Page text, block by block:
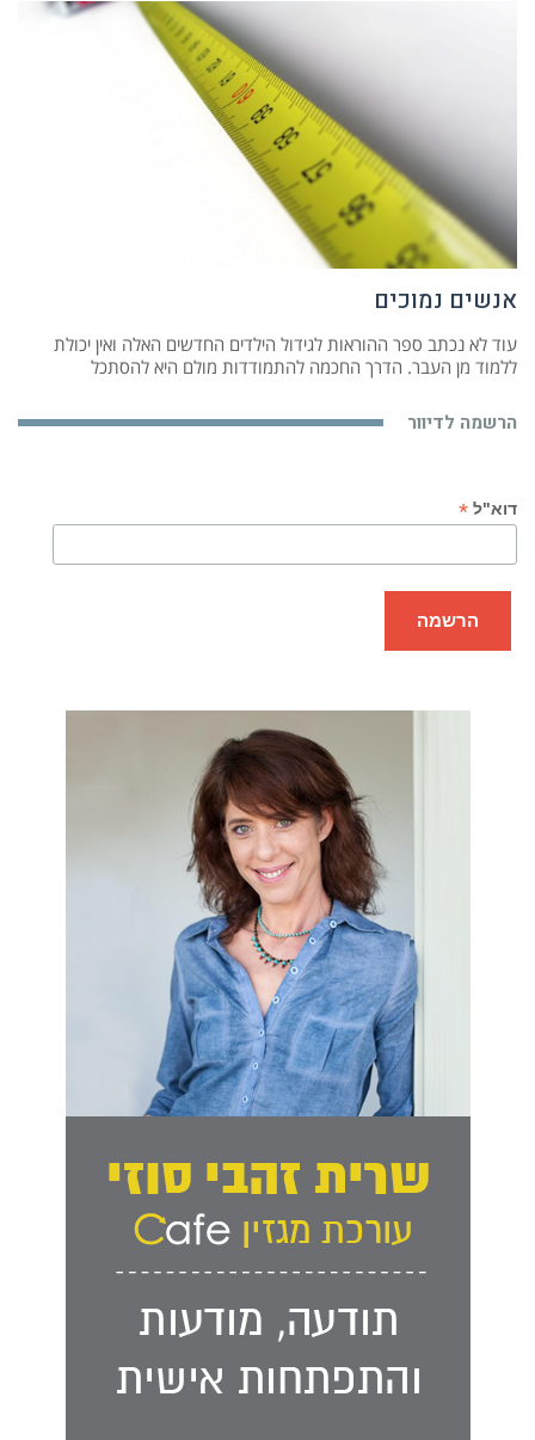
אנשים נמוכים
עוד לא נכתב ספר ההוראות לגידול הילדים החדשים האלה ואין יכולת
ללמוד מן העבר. הדרך החכמה להתמודדות מולם היא להסתכל
הרשמה לדיוור
דוא"ל *